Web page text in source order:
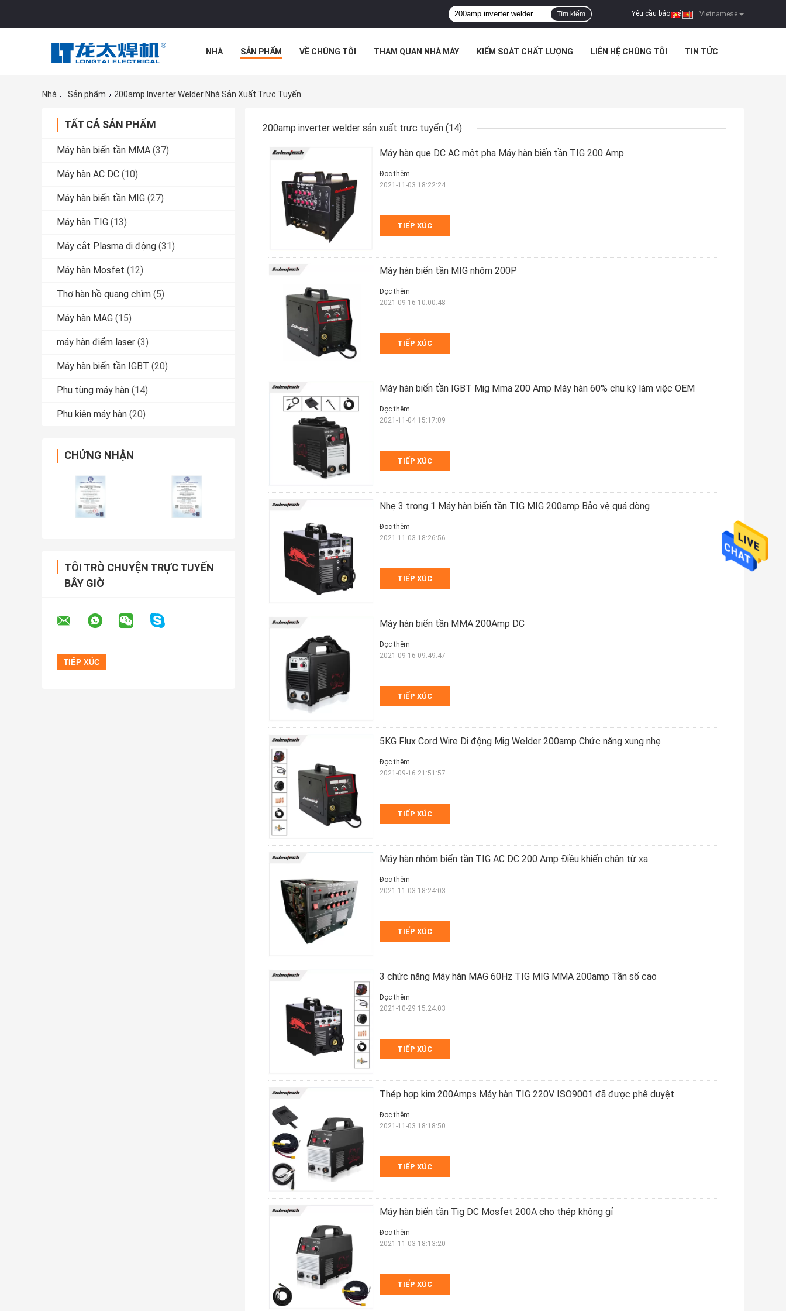
Vietnamese
Yêu cầu báo giá |
Tìm kiếm
NHÀ SẢN PHẨM VỀ CHÚNG TÔI THAM QUAN NHÀ MÁY KIỂM SOÁT CHẤT LƯỢNG LIÊN HỆ CHÚNG TÔI TIN TỨC
Nhà
Sản phẩm 200amp Inverter Welder Nhà Sản Xuất Trực Tuyến
TẤT CẢ SẢN PHẨM
Máy hàn biến tần MMA (37)
Máy hàn AC DC (10)
Máy hàn biến tần MIG (27)
Máy hàn TIG (13)
Máy cắt Plasma di động (31)
Máy hàn Mosfet (12)
Thợ hàn hồ quang chìm (5)
Máy hàn MAG (15)
máy hàn điểm laser (3)
Máy hàn biến tần IGBT (20)
Phụ tùng máy hàn (14)
Phụ kiện máy hàn (20)
CHỨNG NHẬN
TÔI TRÒ CHUYỆN TRỰC TUYẾN
BÂY GIỜ
200amp inverter welder sản xuất trực tuyến (14)
Máy hàn que DC AC một pha Máy hàn biến tần TIG 200 Amp
TIẾP XÚC
Đọc thêm
2021-11-03 18:22:24
Máy hàn biến tần MIG nhôm 200P
TIẾP XÚC
Đọc thêm
2021-09-16 10:00:48
Máy hàn biến tần IGBT Mig Mma 200 Amp Máy hàn 60% chu kỳ làm việc OEM
TIẾP XÚC
Đọc thêm
2021-11-04 15:17:09
Nhẹ 3 trong 1 Máy hàn biến tần TIG MIG 200amp Bảo vệ quá dòng
TIẾP XÚC
Đọc thêm
2021-11-03 18:26:56
Máy hàn biến tần MMA 200Amp DC
TIẾP XÚC
Đọc thêm
2021-09-16 09:49:47
5KG Flux Cord Wire Di động Mig Welder 200amp Chức năng xung nhẹ
TIẾP XÚC
Đọc thêm
2021-09-16 21:51:57
Máy hàn nhôm biến tần TIG AC DC 200 Amp Điều khiển chân từ xa
TIẾP XÚC
Đọc thêm
2021-11-03 18:24:03
3 chức năng Máy hàn MAG 60Hz TIG MIG MMA 200amp Tần số cao
TIẾP XÚC
Đọc thêm
2021-10-29 15:24:03
Thép hợp kim 200Amps Máy hàn TIG 220V ISO9001 đã được phê duyệt
TIẾP XÚC
Đọc thêm
2021-11-03 18:18:50
Máy hàn biến tần Tig DC Mosfet 200A cho thép không gỉ
TIẾP XÚC
Đọc thêm
2021-11-03 18:13:20